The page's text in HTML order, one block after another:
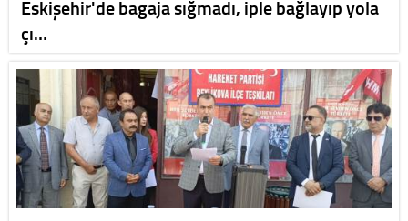
Eskişehir'de bagaja sığmadı, iple bağlayıp yola
çı…